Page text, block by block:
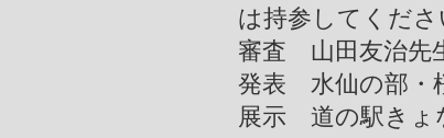
は持参してくださ
審査 山田友治先
発表 水仙の部・
展示 道の駅きょ